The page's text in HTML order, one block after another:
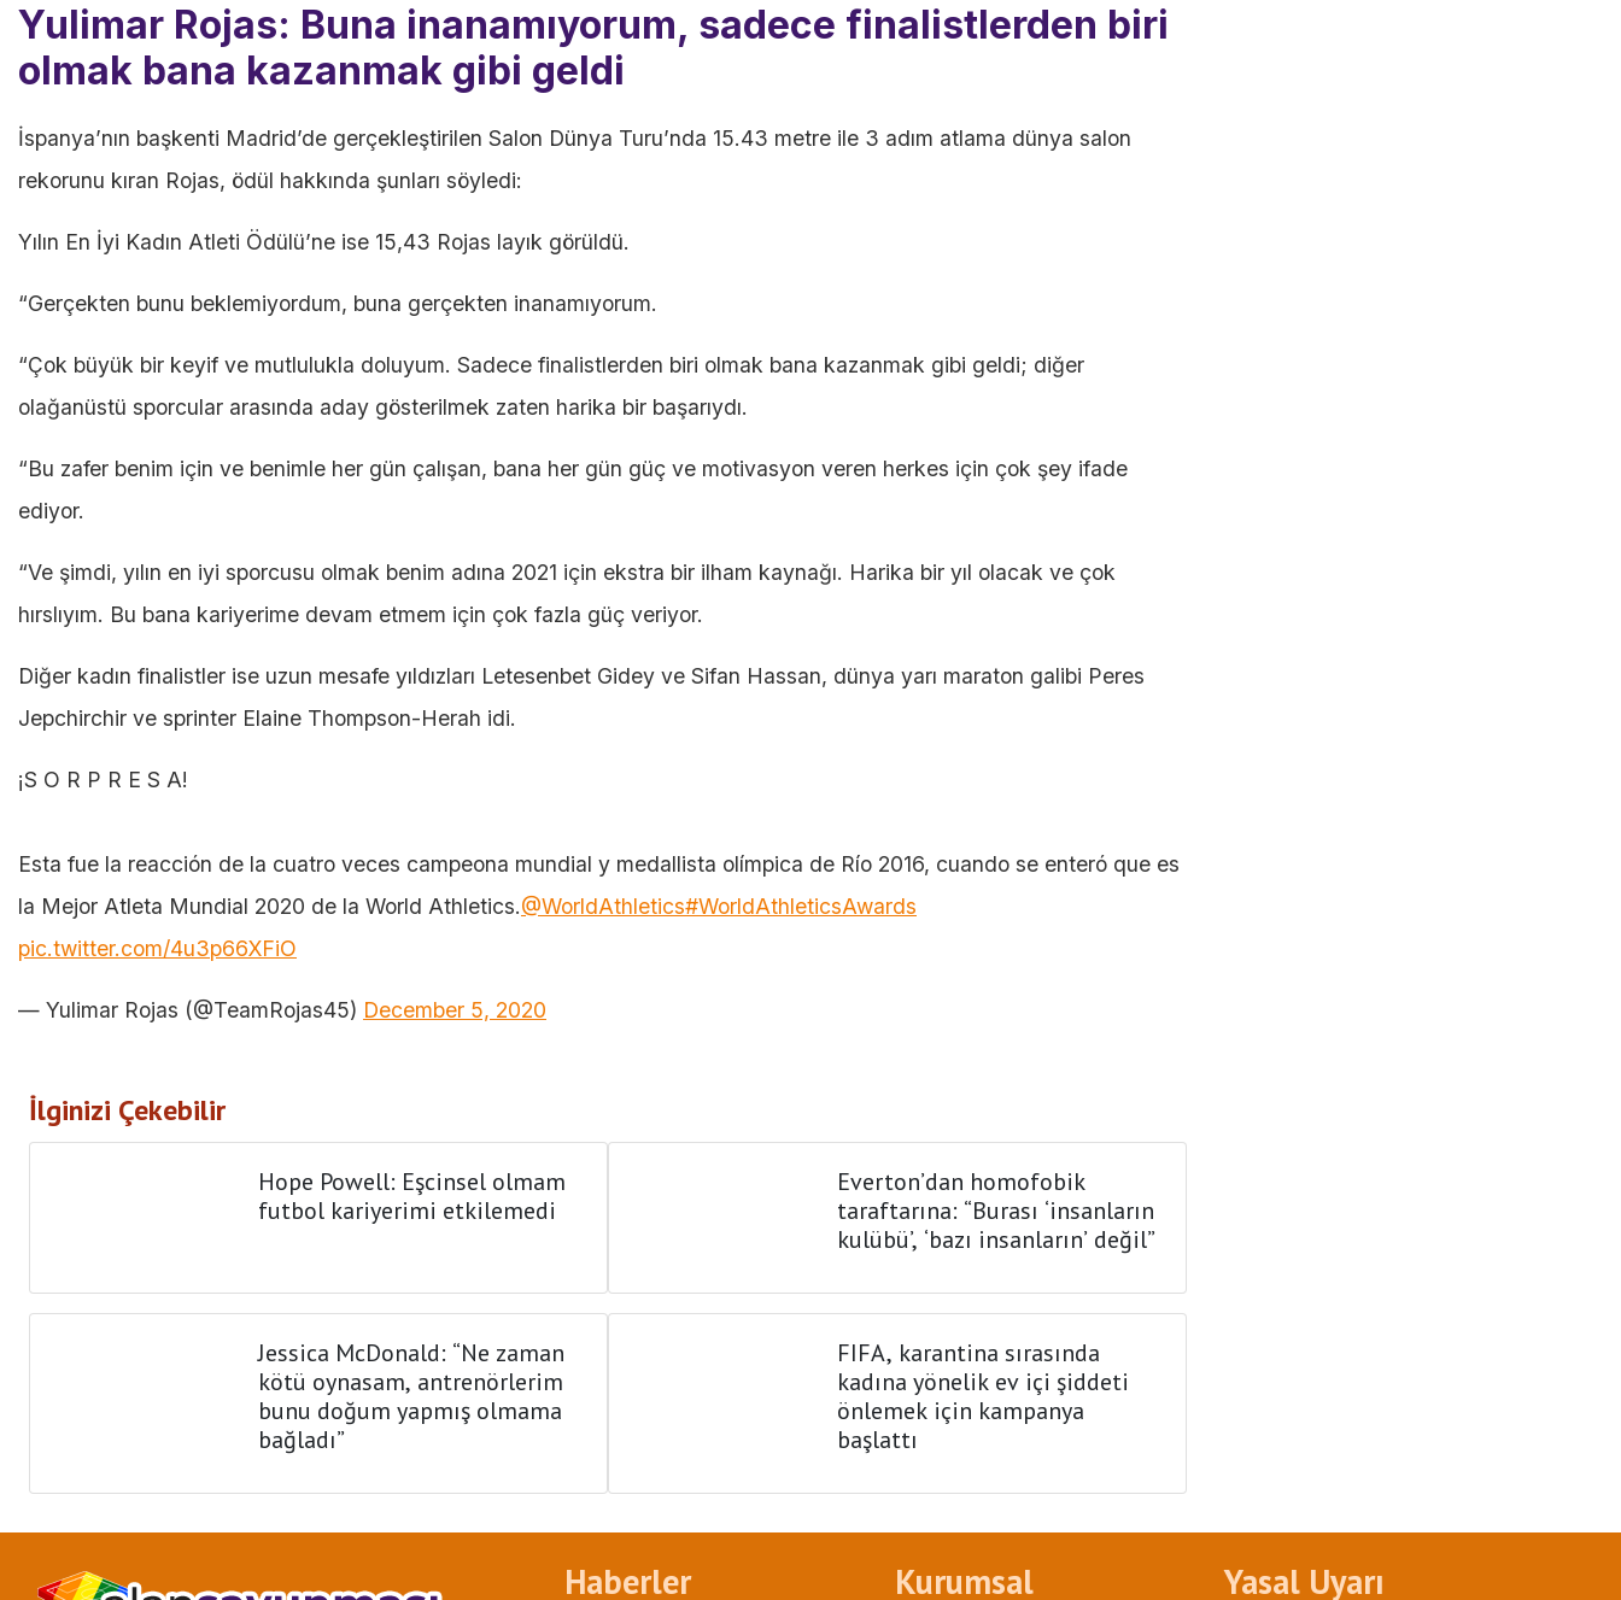
Yulimar Rojas: Buna inanamıyorum, sadece finalistlerden biri
olmak bana kazanmak gibi geldi
İspanya’nın başkenti Madrid’de gerçekleştirilen Salon Dünya Turu’nda 15.43 metre ile 3 adım atlama dünya salon
rekorunu kıran Rojas, ödül hakkında şunları söyledi:
Yılın En İyi Kadın Atleti Ödülü’ne ise 15,43 Rojas layık görüldü.
“Gerçekten bunu beklemiyordum, buna gerçekten inanamıyorum.
“Çok büyük bir keyif ve mutlulukla doluyum. Sadece finalistlerden biri olmak bana kazanmak gibi geldi; diğer
olağanüstü sporcular arasında aday gösterilmek zaten harika bir başarıydı.
“Bu zafer benim için ve benimle her gün çalışan, bana her gün güç ve motivasyon veren herkes için çok şey ifade
ediyor.
“Ve şimdi, yılın en iyi sporcusu olmak benim adına 2021 için ekstra bir ilham kaynağı. Harika bir yıl olacak ve çok
hırslıyım. Bu bana kariyerime devam etmem için çok fazla güç veriyor.
Diğer kadın finalistler ise uzun mesafe yıldızları Letesenbet Gidey ve Sifan Hassan, dünya yarı maraton galibi Peres
Jepchirchir ve sprinter Elaine Thompson-Herah idi.
¡S O R P R E S A!
Esta fue la reacción de la cuatro veces campeona mundial y medallista olímpica de Río 2016, cuando se enteró que es
la Mejor Atleta Mundial 2020 de la World Athletics.@WorldAthletics#WorldAthleticsAwards
pic.twitter.com/4u3p66XFiO
— Yulimar Rojas (@TeamRojas45) December 5, 2020
İlginizi Çekebilir
Hope Powell: Eşcinsel olmam
futbol kariyerimi etkilemedi
Everton’dan homofobik
taraftarına: “Burası ‘insanların
kulübü’, ‘bazı insanların’ değil”
Jessica McDonald: “Ne zaman
kötü oynasam, antrenörlerim
bunu doğum yapmış olmama
bağladı”
FIFA, karantina sırasında
kadına yönelik ev içi şiddeti
önlemek için kampanya
başlattı
Haberler Kurumsal Yasal Uyarı